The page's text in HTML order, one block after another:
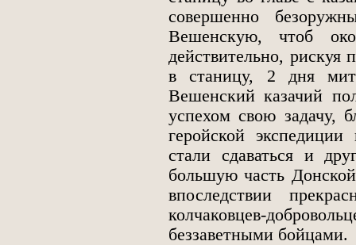
совершенно
Вешенскую, чтоб
действительно, рискуя
в станицу, 2 дня
Вешенский казачий
успехом свою задачу,
геройской
стали сдаваться и
большую часть
впоследствии
колчаковцев-
беззаветными бойцами.